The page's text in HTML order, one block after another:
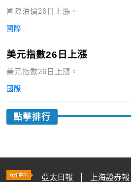
國際油價26日上漲。
國際
美元指數26日上漲
美元指數26日上漲。
國際
點擊排行
亞太日報
上海證券報